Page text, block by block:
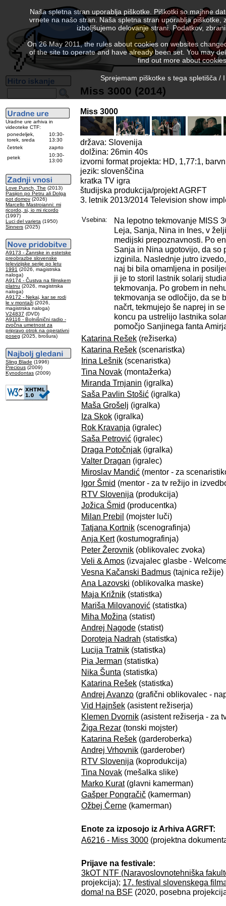
Uradne ure arhiva in
videoteke CTF:
ponedeljek,
torek, sreda
10:30-
13:30
četrtek
zaprto
petek
10:30-
13:00
Love Punch, The (2013)
Pasijon po Petru ali Dolga
pot domov (2026)
Marcello Mastroianni: mi
ricordo, si, io mi ricordo
(1997)
Luci del varieta (1950)
Sinners (2025)
A9173 - Žanrske in estetske
preobrazbe slovenske
televizijske serije po letu
1991 (2026, magistrska
naloga)
A9174 - Čustva na filmskem
platnu (2026, magistrska
naloga)
A9172 - Nekaj, kar se rodi
le v montaži (2026,
magistrska naloga)
V24837 (DVD)
A9116 - Bolnišnični radio -
zvočna umetnost za
pripravo otrok na operativni
poseg (2025, brošura)
Sling Blade (1996)
Precious (2009)
Kynodontas (2009)
Miss 3000 (2014)
Miss 3000
država: Slovenija
dolžina: 26min 40s
izvorni format projekta: HD, 1,77:1,
jezik: slovenščina
kratka TV igra
študijska produkcija/projekt AGRFT
3. letnik 2013/2014 Television show
Vsebina:
Na lepotno tekmovanje MISS
Leja, Sanja, Nina in Ines, v
medijski prepoznavnosti. Po
Sanja in Nina ugotovijo, da so
izginila. Naslednje jutro
naj bi bila omamljena in
ji je to storil lastnik solarij
tekmovanja. Po grobem in
tekmovanja se odločijo, da se
načrt, tekmujejo še naprej in
koncu pa ustrelijo lastnika
pomočjo Sanjinega fanta
Katarina Rešek (režiserka)
Katarina Rešek (scenaristka)
Irina Lešnik (scenaristka)
Tina Novak (montažerka)
Miranda Trnjanin (igralka)
Saša Pavlin Stošić (igralka)
Maša Grošelj (igralka)
Iza Skok (igralka)
Rok Kravanja (igralec)
Saša Petrović (igralec)
Draga Potočnjak (igralka)
Valter Dragan (igralec)
Miroslav Mandić (mentor - za
Igor Šmid (mentor - za tv režijo in
RTV Slovenija (produkcija)
Jožica Šmid (producentka)
Milan Prebil (mojster luči)
Tatjana Kortnik (scenografinja)
Anja Kert(kostumografinja)
Peter Žerovnik (oblikovalec zvoka)
Veli & Amos (izvajalec glasbe -
Vesna Kačanski Badmus (tajnica režije)
Ana Lazovski (oblikovalka maske)
Maja Križnik (statistka)
Mariša Milovanović (statistka)
Miha Možina (statist)
Andrej Nagode (statist)
Doroteja Nadrah (statistka)
Lucija Tratnik (statistka)
Pia Jerman (statistka)
Nika Šunta (statistka)
Katarina Rešek (statistka)
Andrej Avanzo (grafični oblikovalec -
Vid Hajnšek (asistent režiserja)
Klemen Dvornik (asistent režiserja - za
Žiga Rezar (tonski mojster)
Katarina Rešek (garderoberka)
Andrej Vrhovnik (garderober)
RTV Slovenija (koprodukcija)
Tina Novak (mešalka slike)
Marko Kurat(glavni kamerman)
Gašper Pongračič (kamerman)
Ožbej Černe (kamerman)
Enote za izposojo iz Arhiva AGRFT:
A6216 - Miss 3000 (projektna
Prijave na festivale:
3kOT NTF (Naravoslovnotehniška
projekcija); 17. festival slovenskega
doma! na BSF (2020, posebna
Naša spletna stran uporablja piškotke. Piškotki so majhne
vrnete na našo stran. Naša spletna stran uporablja
izboljšujemo delovanje strani. Podatkov,
On 26 May 2011, the rules about cookies on websites
of the site to operate and have already been set. You may
find out more about
Sprejemam piškotke s tega spletišča /